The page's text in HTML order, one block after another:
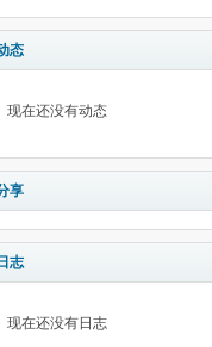
态
现在还没有动态
享
日志
现在还没有日志